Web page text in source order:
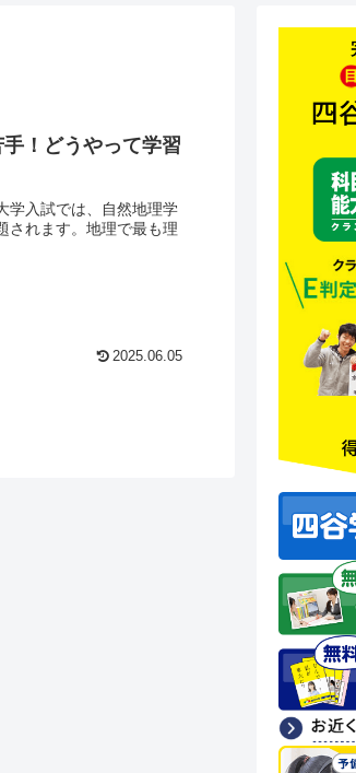
手！どうやって学習
学入試では、自然地理学
されます。地理で最も理
2025.06.05